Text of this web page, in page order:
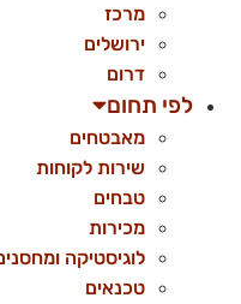
מרכז
ירושלים
דרום
לפי תחום
מאבטחים
שירות לקוחות
טבחים
מכירות
לוגיסטיקה ומחסנים
טכנאים